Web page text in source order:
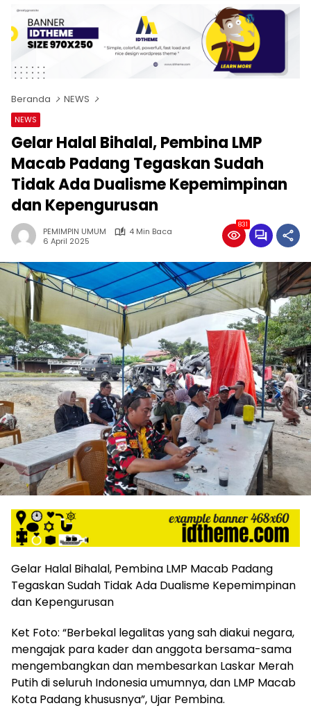
Beranda NEWS
NEWS
Gelar Halal Bihalal, Pembina LMP
Macab Padang Tegaskan Sudah
Tidak Ada Dualisme Kepemimpinan
dan Kepengurusan
PEMIMPIN UMUM
4 Min Baca
6 April 2025
831
Gelar Halal Bihalal, Pembina LMP Macab Padang
Tegaskan Sudah Tidak Ada Dualisme Kepemimpinan
dan Kepengurusan
Ket Foto: “Berbekal legalitas yang sah diakui negara,
mengajak para kader dan anggota bersama-sama
mengembangkan dan membesarkan Laskar Merah
Putih di seluruh Indonesia umumnya, dan LMP Macab
Kota Padang khususnya”, Ujar Pembina.